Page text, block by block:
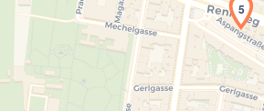
Laden der Karte...
5